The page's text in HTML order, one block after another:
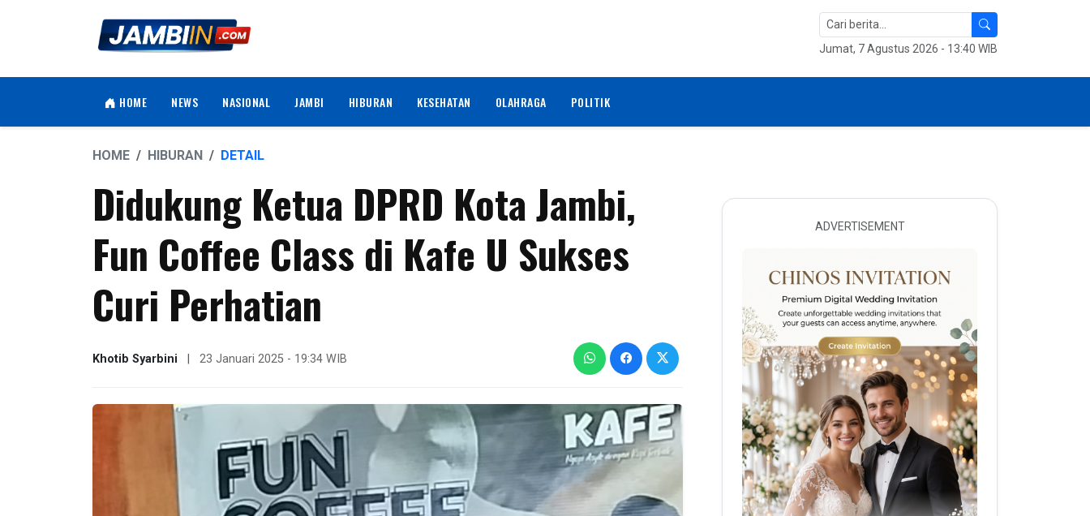
Jumat, 7 Agustus 2026 - 13:40 WIB
HOME NEWS NASIONAL JAMBI HIBURAN KESEHATAN OLAHRAGA POLITIK
HOME HIBURAN DETAIL
Didukung Ketua DPRD Kota Jambi,
Fun Coffee Class di Kafe U Sukses
Curi Perhatian
Khotib Syarbini 23 Januari 2025 - 19:34 WIB
ADVERTISEMENT